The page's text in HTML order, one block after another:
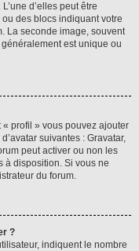
d’elles peut être
des blocs indiquant votre
La seconde image, souvent
est unique ou
« profil » vous pouvez ajouter
suivantes : Gravatar,
peut activer ou non les
à disposition. Si vous ne
du forum.
?
indiquent le nombre